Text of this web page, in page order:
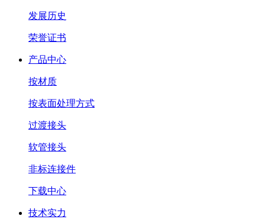
发展历史
荣誉证书
产品中心
按材质
按表面处理方式
过渡接头
软管接头
非标连接件
下载中心
技术实力